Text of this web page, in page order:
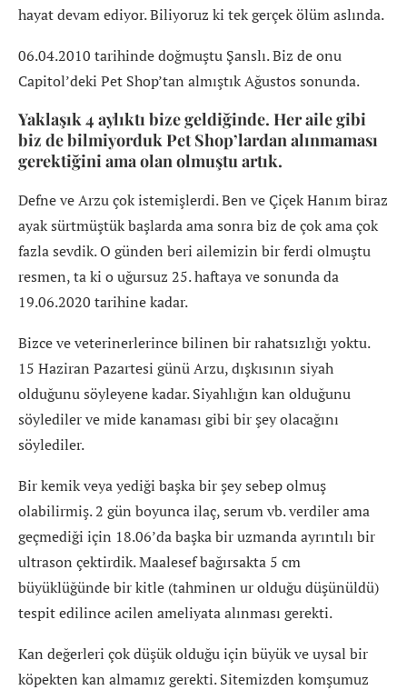
hayat devam ediyor. Biliyoruz ki tek gerçek ölüm aslında.
06.04.2010 tarihinde doğmuştu Şanslı. Biz de onu
Capitol’deki Pet Shop’tan almıştık Ağustos sonunda.
Yaklaşık 4 aylıktı bize geldiğinde. Her aile gibi
biz de bilmiyorduk Pet Shop’lardan alınmaması
gerektiğini ama olan olmuştu artık.
Defne ve Arzu çok istemişlerdi. Ben ve Çiçek Hanım biraz
ayak sürtmüştük başlarda ama sonra biz de çok ama çok
fazla sevdik. O günden beri ailemizin bir ferdi olmuştu
resmen, ta ki o uğursuz 25. haftaya ve sonunda da
19.06.2020 tarihine kadar.
Bizce ve veterinerlerince bilinen bir rahatsızlığı yoktu.
15 Haziran Pazartesi günü Arzu, dışkısının siyah
olduğunu söyleyene kadar. Siyahlığın kan olduğunu
söylediler ve mide kanaması gibi bir şey olacağını
söylediler.
Bir kemik veya yediği başka bir şey sebep olmuş
olabilirmiş. 2 gün boyunca ilaç, serum vb. verdiler ama
geçmediği için 18.06’da başka bir uzmanda ayrıntılı bir
ultrason çektirdik. Maalesef bağırsakta 5 cm
büyüklüğünde bir kitle (tahminen ur olduğu düşünüldü)
tespit edilince acilen ameliyata alınması gerekti.
Kan değerleri çok düşük olduğu için büyük ve uysal bir
köpekten kan almamız gerekti. Sitemizden komşumuz